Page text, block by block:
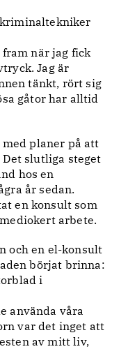
fram när jag fick
Jag är
tänkt, rört sig
gåtor har alltid
med planer på att
slutliga steget
hos en
år sedan.
en konsult som
arbete.
och en el-konsult
börjat brinna:
i
använda våra
var det inget att
av mitt liv,